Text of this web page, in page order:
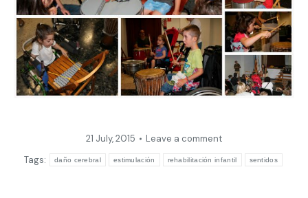
21 July, 2015
Leave a comment
Tags:
daño cerebral estimulación rehabilitación infantil sentidos